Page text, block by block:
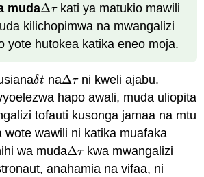
mudaΔτ
Δτ kati ya matukio mawili
kilichopimwa na mwangalizi
yote hutokea katika eneo moja.
δt
δt naΔτ
Δτ ni kweli ajabu.
hapo awali, muda uliopita
tofauti kusonga jamaa na mtu
wote wawili ni katika muafaka
wa mudaΔτ
Δτ kwa mwangalizi
anahamia na vifaa, ni